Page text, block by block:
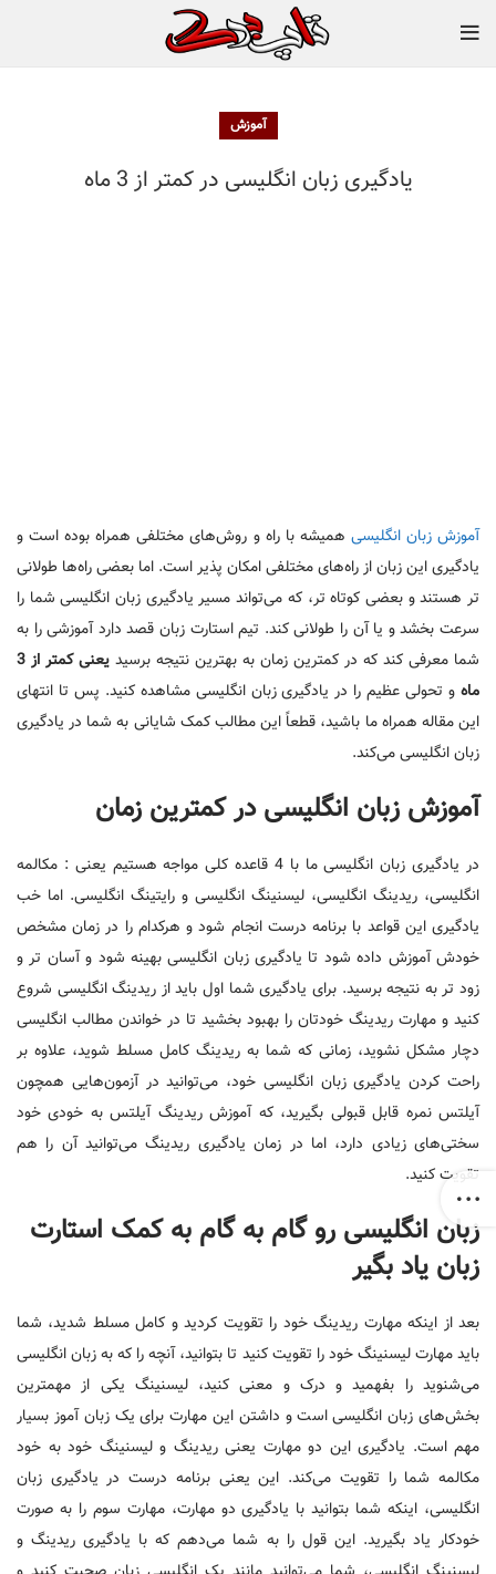
آموزش
یادگیری زبان انگلیسی در کمتر از 3 ماه
آموزش زبان انگلیسی همیشه با راه و روش‌های مختلفی همراه بوده است و
یادگیری این زبان از راه‌های مختلفی امکان پذیر است. اما بعضی راه‌ها طولانی
تر هستند و بعضی کوتاه تر، که می‌تواند مسیر یادگیری زبان انگلیسی شما را
سرعت بخشد و یا آن را طولانی کند. تیم استارت زبان قصد دارد آموزشی را به
شما معرفی کند که در کمترین زمان به بهترین نتیجه برسید
یعنی کمتر از 3
ماه و تحولی عظیم را در یادگیری زبان انگلیسی مشاهده کنید. پس تا انتهای
این مقاله همراه ما باشید، قطعاً این مطالب کمک شایانی به شما در یادگیری
زبان انگلیسی می‌کند.
آموزش زبان انگلیسی در کمترین زمان
در یادگیری زبان انگلیسی ما با 4 قاعده کلی مواجه هستیم یعنی : مکالمه
انگلیسی، ریدینگ انگلیسی، لیسنینگ انگلیسی و رایتینگ انگلیسی. اما خب
یادگیری این قواعد با برنامه درست انجام شود و هرکدام را در زمان مشخص
خودش آموزش داده شود تا یادگیری زبان انگلیسی بهینه شود و آسان تر و
زود تر به نتیجه برسید. برای یادگیری شما اول باید از ریدینگ انگلیسی شروع
کنید و مهارت ریدینگ خودتان را بهبود بخشید تا در خواندن مطالب انگلیسی
دچار مشکل نشوید، زمانی که شما به ریدینگ کامل مسلط شوید، علاوه بر
راحت کردن یادگیری زبان انگلیسی خود، می‌توانید در آزمون‌هایی همچون
آیلتس نمره قابل قبولی بگیرید، که آموزش ریدینگ آیلتس به خودی خود
سختی‌های زیادی دارد، اما در زمان یادگیری ریدینگ می‌توانید آن را هم
تقویت کنید.
زبان انگلیسی رو گام به گام به کمک استارت
زبان یاد بگیر
بعد از اینکه مهارت ریدینگ خود را تقویت کردید و کامل مسلط شدید، شما
باید مهارت لیسنینگ خود را تقویت کنید تا بتوانید، آنچه را که به زبان انگلیسی
می‌شنوید را بفهمید و درک و معنی کنید، لیسنینگ یکی از مهمترین
بخش‌های زبان انگلیسی است و داشتن این مهارت برای یک زبان آموز بسیار
مهم است. یادگیری این دو مهارت یعنی ریدینگ و لیسنینگ خود به خود
مکالمه شما را تقویت می‌کند. این یعنی برنامه درست در یادگیری زبان
انگلیسی، اینکه شما بتوانید با یادگیری دو مهارت، مهارت سوم را به صورت
خودکار یاد بگیرید. این قول را به شما می‌دهم که با یادگیری ریدینگ و